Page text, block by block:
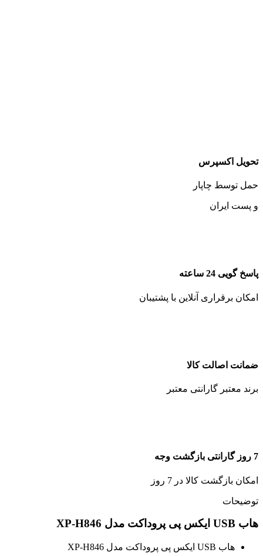
تحویل اکسپرس
حمل توسط چاپار
و پست ایران
پاسخ گویی 24 ساعته
امکان برقراری آنلاین با پشتیبان
ضمانت اصالت کالا
برند معتبر گارانتی معتبر
7 روز گارانتی بازگشت وجه
امکان بازگشت کالا در 7 روز
توضیحات
هاب USB ایکس پی پروداکت مدل XP-H846
هاب USB ایکس پی پروداکت مدل XP-H846